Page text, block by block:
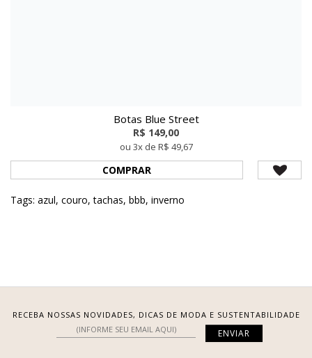
Botas Blue Street
R$ 149,00
ou 3x de R$ 49,67
COMPRAR
Tags: azul, couro,tachas, bbb, inverno
RECEBA NOSSAS NOVIDADES, DICAS DE MODA E SUSTENTABILIDADE